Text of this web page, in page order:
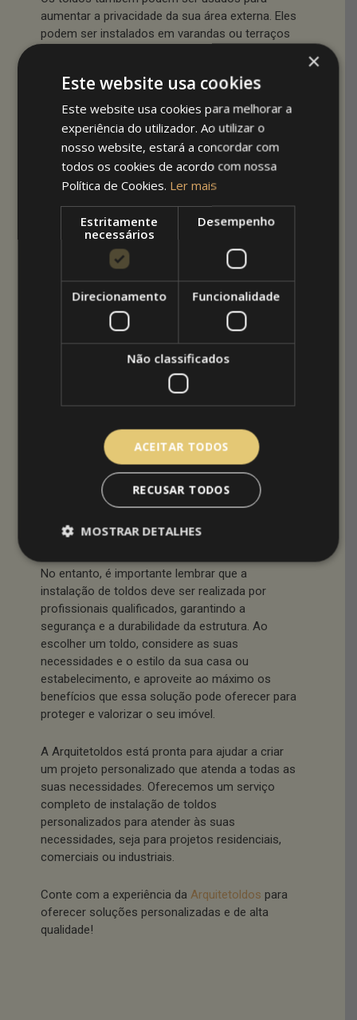
aumentar a privacidade da sua área externa. Eles
podem ser instalados em varandas ou terraços
entre si e os seus vizinhos.
Porque investir
num toldo?
aumentar a proteção de imóveis residenciais e
comerciais. São estruturas resistentes e fáceis
de instalar, podendo ser fixados em paredes ou
teto para cobrir áreas externas como jardins,
varandas e terraços.
No caso de estabelecimentos comerciais, os
toldos podem ser personalizados com o logo e
cores da marca, reforçando a presença da
empresa e facilitando a identificação pelos
Além disso, os toldos têm um ótimo custo-
benefício e podem prevenir o desgaste de
móveis e objetos de decoração expostos ao sol
e à chuva. Para quem tem uma casa com áreas
externas amplas, isso é um grande trunfo na
estado.
No entanto, é importante lembrar que a
instalação de toldos deve ser realizada por
profissionais qualificados, garantindo a
segurança e a durabilidade da estrutura. Ao
escolher um toldo, considere as suas
necessidades e o estilo da sua casa ou
estabelecimento, e aproveite ao máximo os
benefícios que essa solução pode oferecer para
proteger e valorizar o seu imóvel.
A Arquitetoldos está pronta para ajudar a criar
um projeto personalizado que atenda a todas as
suas necessidades. Oferecemos um serviço
completo de instalação de toldos
personalizados para atender às suas
necessidades, seja para projetos residenciais,
comerciais ou industriais.
Conte com a experiência da Arquitetoldos para
oferecer soluções personalizadas e de alta
qualidade!
×
Este website usa cookies
Este website usa cookies para melhorar a
experiência do utilizador. Ao utilizar o
nosso website, estará a concordar com
todos os cookies de acordo com nossa
Política de Cookies. Ler mais
Estritamente
necessários
Desempenho
Direcionamento Funcionalidade
Não classificados
ACEITAR TODOS
RECUSAR TODOS
MOSTRAR DETALHES